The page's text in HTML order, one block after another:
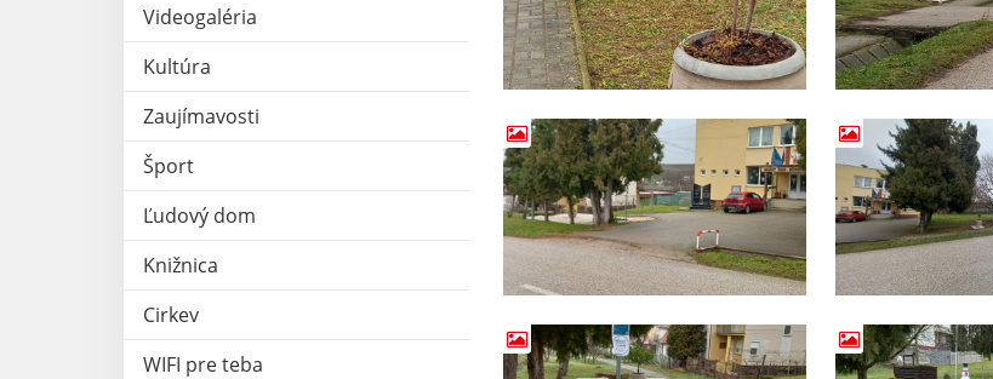
Videogaléria
Kultúra
Zaujímavosti
Šport
Ľudový dom
Knižnica
Cirkev
WIFI pre teba